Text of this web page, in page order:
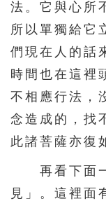
法。它與心所
所以單獨給它
們現在人的話
時間也在這裡
不相應行法，
念造成的，找
此諸菩薩亦復
再看下面一
見」。這裡面